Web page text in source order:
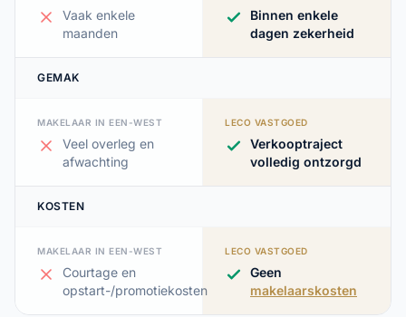
Vaak enkele
maanden
Binnen enkele
dagen zekerheid
GEMAK
MAKELAAR IN EEN-WEST
Veel overleg en
afwachting
LECO VASTGOED
Verkooptraject
volledig ontzorgd
KOSTEN
MAKELAAR IN EEN-WEST
Courtage en
opstart-/promotiekosten
LECO VASTGOED
Geen
makelaarskosten